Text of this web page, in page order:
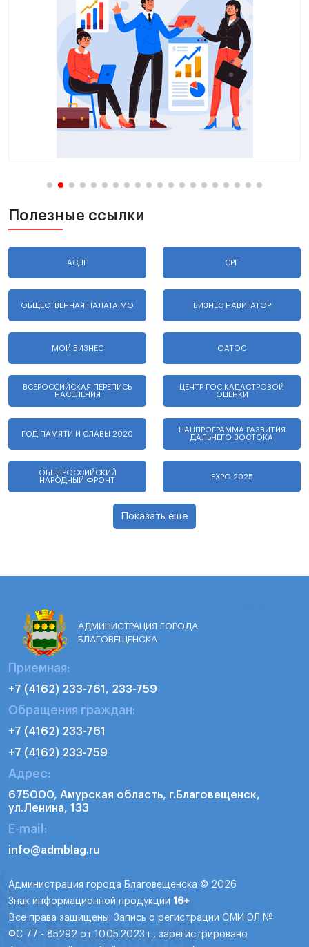
Полезные ссылки
АСДГ СРГ
ОБЩЕСТВЕННАЯ ПАЛАТА МО БИЗНЕС НАВИГАТОР
МОЙ БИЗНЕС ОАТОС
ВСЕРОССИЙСКАЯ ПЕРЕПИСЬ
НАСЕЛЕНИЯ
ЦЕНТР ГОС.КАДАСТРОВОЙ
ОЦЕНКИ
ГОД ПАМЯТИ И СЛАВЫ 2020
НАЦПРОГРАММА РАЗВИТИЯ
ДАЛЬНЕГО ВОСТОКА
ОБЩЕРОССИЙСКИЙ
НАРОДНЫЙ ФРОНТ
EXPO 2025
Показать еще
АДМИНИСТРАЦИЯ ГОРОДА
БЛАГОВЕЩЕНСКА
Приемная:
+7 (4162) 233-761, 233-759
Обращения граждан:
+7 (4162) 233-761
+7 (4162) 233-759
Адрес:
675000, Амурская область, г.Благовещенск,
ул.Ленина, 133
E-mail:
info@admblag.ru
Администрация города Благовещенска © 2026
Знак информационной продукции 16+
Все права защищены. Запись о регистрации СМИ ЭЛ №
ФС 77 - 85292 от 10.05.2023 г., зарегистрировано